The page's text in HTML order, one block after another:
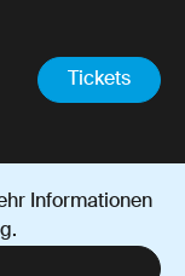
Tickets
Informationen
.